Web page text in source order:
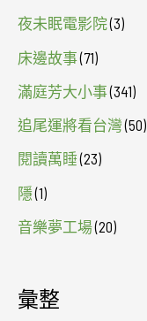
夜未眠電影院(3)
床邊故事(71)
滿庭芳大小事(341)
追尾運將看台灣(50)
閱讀萬睡(23)
隱(1)
音樂夢工場(20)
彙整